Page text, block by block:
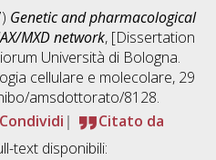
Genetic and pharmacological
MXD network, [Dissertation
Università di Bologna.
cellulare e molecolare, 29
amsdottorato/8128.
Citato da
text disponibili: